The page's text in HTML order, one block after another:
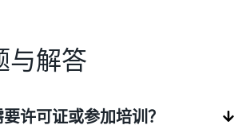
与解答
许可证或参加培训？